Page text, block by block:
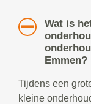
Wat is
Emmen?
Tijdens een
kleine